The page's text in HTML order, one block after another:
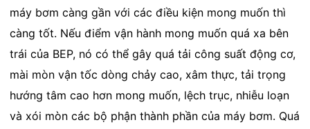
máy bơm càng gần với các điều kiện mong muốn thì
càng tốt. Nếu điểm vận hành mong muốn quá xa bên
trái của BEP, nó có thể gây quá tải công suất động cơ,
mài mòn vận tốc dòng chảy cao, xâm thực, tải trọng
hướng tâm cao hơn mong muốn, lệch trục, nhiễu loạn
và xói mòn các bộ phận thành phần của máy bơm. Quá